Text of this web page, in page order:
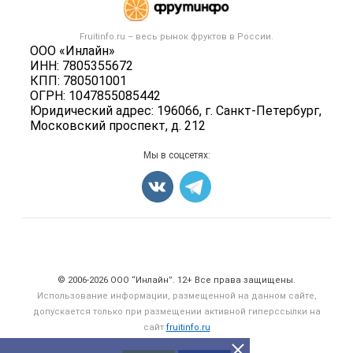
Fruitinfo.ru – весь рынок фруктов в России.
ООО «Инлайн»
ИНН: 7805355672
КПП: 780501001
ОГРН: 1047855085442
Юридический адрес: 196066, г. Санкт-Петербург,
Московский проспект, д. 212
Контактная информация
Политика обработки персональных данных
Новости рынка
Фрукты
Грибы
Оборудование
Карта объявлений
Мы в соцсетях:
© 2006‑2026 ООО “Инлайн”. 12+ Все права защищены.
Использование информации, размещенной на данном сайте,
допускается только при размещении активной гиперссылки на
сайт fruitinfo.ru